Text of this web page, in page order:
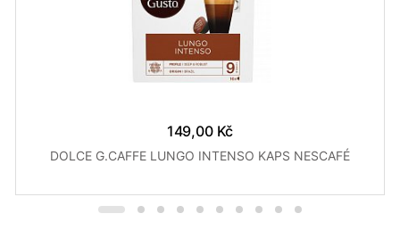
149,00 Kč
DOLCE G.CAFFE LUNGO INTENSO KAPS NESCAFÉ